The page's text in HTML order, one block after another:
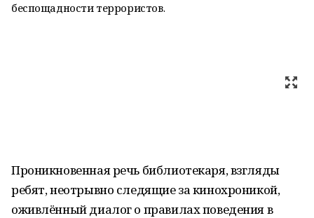
беспощадности террористов.
Проникновенная речь библиотекаря, взгляды
ребят, неотрывно следящие за кинохроникой,
оживлённый диалог о правилах поведения в